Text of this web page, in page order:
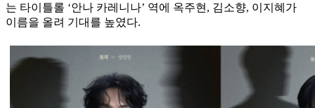
는 타이틀롤 ‘안나 카레니나’ 역에 옥주현, 김소향, 이지혜가
이름을 올려 기대를 높였다.